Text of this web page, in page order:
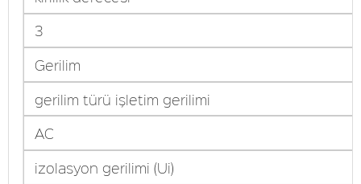
3
Gerilim
gerilim türü işletim gerilimi
AC
izolasyon gerilimi (Ui)